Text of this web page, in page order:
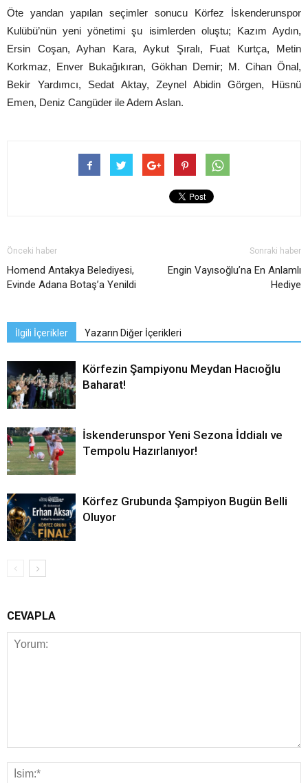
Öte yandan yapılan seçimler sonucu Körfez İskenderunspor
Kulübü’nün yeni yönetimi şu isimlerden oluştu; Kazım Aydın,
Ersin Coşan, Ayhan Kara, Aykut Şıralı, Fuat Kurtça, Metin
Korkmaz, Enver Bukağıkıran, Gökhan Demir; M. Cihan Önal,
Bekir Yardımcı, Sedat Aktay, Zeynel Abidin Görgen, Hüsnü
Emen, Deniz Cangüder ile Adem Aslan.
Önceki haber
Homend Antakya Belediyesi,
Evinde Adana Botaş’a Yenildi
Sonraki haber
Engin Vayısoğlu’na En Anlamlı
Hediye
İlgili İçerikler Yazarın Diğer İçerikleri
Körfezin Şampiyonu Meydan Hacıoğlu
Baharat!
İskenderunspor Yeni Sezona İddialı ve
Tempolu Hazırlanıyor!
Körfez Grubunda Şampiyon Bugün Belli
Oluyor
CEVAPLA